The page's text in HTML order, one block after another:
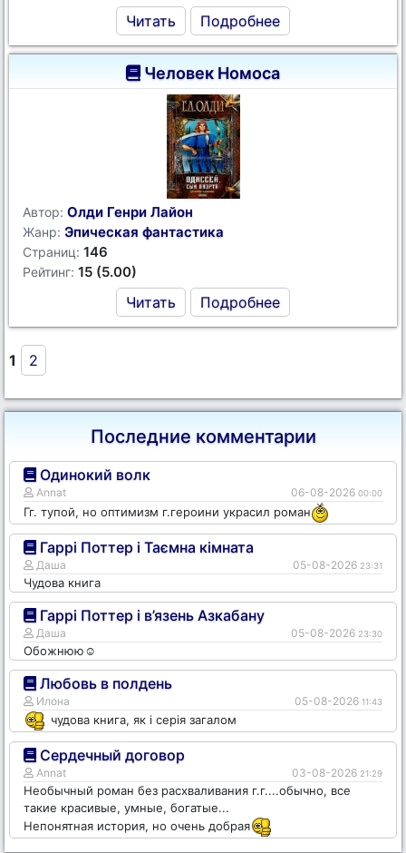
Читать Подробнее
Человек Номоса
Автор: Олди Генри Лайон
Жанр: Эпическая фантастика
Страниц: 146
Рейтинг: 15 (5.00)
Читать Подробнее
1 2
Последние комментарии
Одинокий волк
Annat 06-08-2026 00:00
Гг. тупой, но оптимизм г.героини украсил роман
Гаррі Поттер і Таємна кімната
Даша 05-08-2026 23:31
Чудова книга
Гаррі Поттер і в’язень Азкабану
Даша 05-08-2026 23:30
Обожнюю☺️
Любовь в полдень
Илона 05-08-2026 11:43
чудова книга, як і серія загалом
Сердечный договор
Annat 03-08-2026 21:29
Необычный роман без расхваливания г.г....обычно, все
такие красивые, умные, богатые...
Непонятная история, но очень добрая